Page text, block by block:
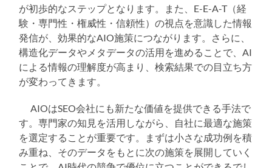
が初歩的なステップとなります。また、E-E-A-T（経
験・専門性・権威性・信頼性）の視点を意識した情報
発信が、効果的なAIO施策につながります。さらに、
構造化データやメタデータの活用を進めることで、AI
による情報の理解度が高まり、検索結果での目立ち方
が変わってきます。
AIOはSEO会社にも新たな価値を提供できる手法で
す。専門家の知見を活用しながら、自社に最適な施策
を選定することが重要です。まずは小さな成功例を積
み重ね、そのデータをもとに次の施策を展開していく